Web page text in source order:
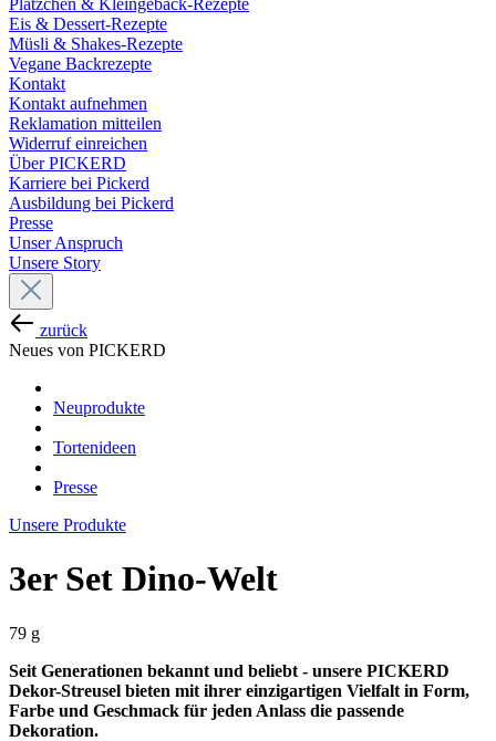
Plätzchen & Kleingebäck-Rezepte
Eis & Dessert-Rezepte
Müsli & Shakes-Rezepte
Vegane Backrezepte
Kontakt
Kontakt aufnehmen
Reklamation mitteilen
Widerruf einreichen
Über PICKERD
Karriere bei Pickerd
Ausbildung bei Pickerd
Presse
Unser Anspruch
Unsere Story
zurück
Neues von PICKERD
Neuprodukte
Tortenideen
Presse
Unsere Produkte
3er Set Dino-Welt
79 g
Seit Generationen bekannt und beliebt - unsere PICKERD
Dekor-Streusel bieten mit ihrer einzigartigen Vielfalt in Form,
Farbe und Geschmack für jeden Anlass die passende
Dekoration.